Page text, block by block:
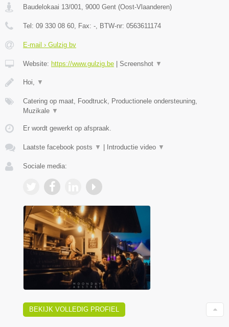
Baudelokaai 13/001 9000 Gent (Oost-Vlaanderen)
Tel: 09 330 08 60 , Fax: - , BTW-nr: 0563611174
E-mail › Gulzig bv
Website: https://www.gulzig.be Screenshot ▼
Hoi, ▼
Catering op maat, Foodtruck, Productionele ondersteuning,
Muzikale ▼
Er wordt gewerkt op afspraak.
Laatste facebook posts ▼ Introductie video ▼
Sociale media:
BEKIJK VOLLEDIG PROFIEL